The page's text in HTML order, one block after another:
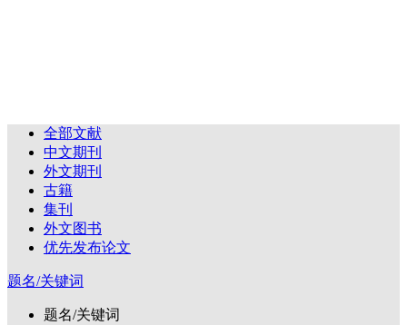
全部文献
中文期刊
外文期刊
古籍
集刊
外文图书
优先发布论文
题名/关键词
题名/关键词